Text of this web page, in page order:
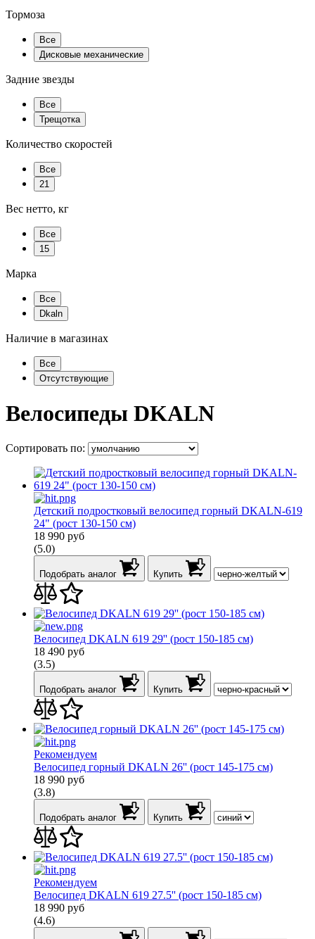
Тормоза
Все
Дисковые механические
Задние звезды
Все
Трещотка
Количество скоростей
Все
21
Вес нетто, кг
Все
15
Марка
Все
Dkaln
Наличие в магазинах
Все
Отсутствующие
Велосипеды DKALN
Сортировать по:
Детский подростковый велосипед горный DKALN-619
24" (рост 130-150 см)
18 990 руб
(5.0)
Подобрать аналог Купить
Велосипед DKALN 619 29'' (рост 150-185 см)
18 490 руб
(3.5)
Подобрать аналог Купить
Рекомендуем
Велосипед горный DKALN 26'' (рост 145-175 см)
18 990 руб
(3.8)
Подобрать аналог Купить
Рекомендуем
Велосипед DKALN 619 27.5'' (рост 150-185 см)
18 990 руб
(4.6)